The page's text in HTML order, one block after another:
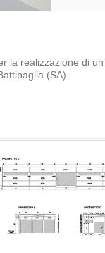
la realizzazione di
(SA).